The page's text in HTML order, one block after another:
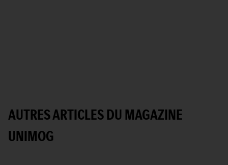
AUTRES ARTICLES DU MAGAZINE
UNIMOG